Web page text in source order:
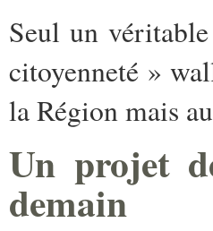
Seul un
citoyenneté »
la Région mais
Un projet
demain